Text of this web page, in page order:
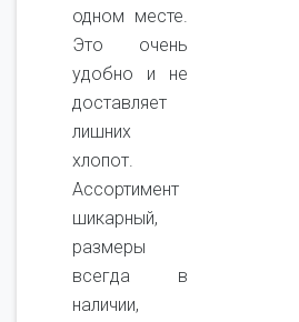
одном месте.
Это очень
удобно и не
доставляет
лишних
хлопот.
Ассортимент
шикарный,
размеры
всегда в
наличии,